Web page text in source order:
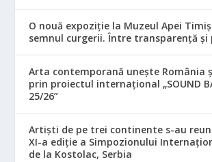
O nouă expoziție la Muzeul Apei
semnul curgerii. Între transparență și
Arta contemporană unește România
prin proiectul internațional „SOUND
25/26”
Artiști de pe trei continente s-au
XI-a ediție a Simpozionului
de la Kostolac, Serbia